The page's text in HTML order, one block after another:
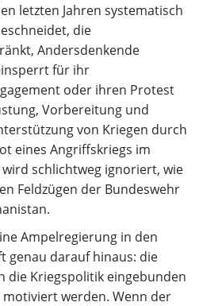
letzten Jahren systematisch
die
Andersdenkende
für ihr
oder ihren Protest
Vorbereitung und
von Kriegen durch
eines Angriffskriegs im
schlichtweg ignoriert, wie
Feldzügen der Bundeswehr
Ampelregierung in den
genau darauf hinaus: die
die Kriegspolitik eingebunden
werden. Wenn der